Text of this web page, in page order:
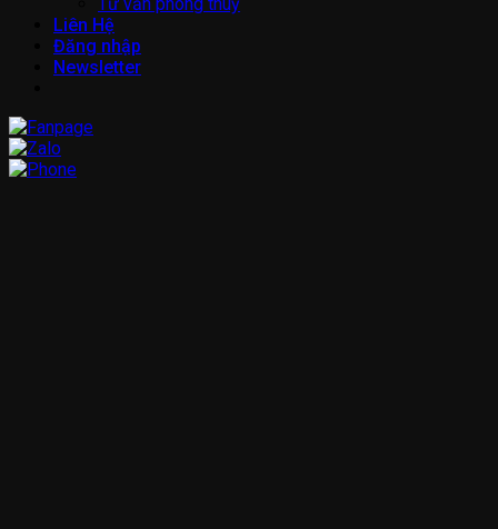
Liên Hệ
Đăng nhập
Newsletter